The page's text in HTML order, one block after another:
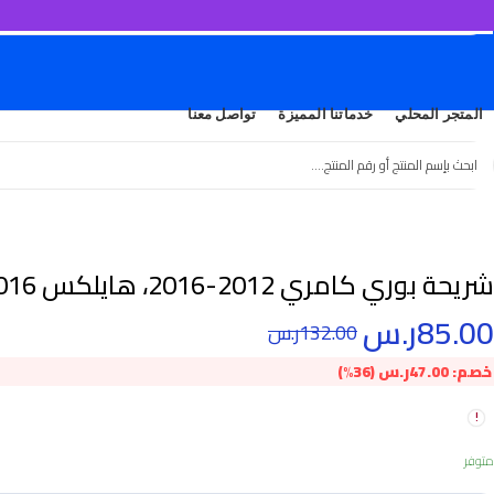
المتجر المحلي خدماتنا المميزة تواصل معنا
شريحة بوري كامري 2012-2016، هايلكس 2016
85.00ر.س132.00ر.س
خصم:47.00ر.س(36%)
متوفر